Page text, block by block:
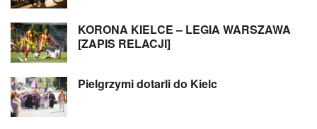
KORONA KIELCE – LEGIA WARSZAWA
[ZAPIS RELACJI]
Pielgrzymi dotarli do Kielc